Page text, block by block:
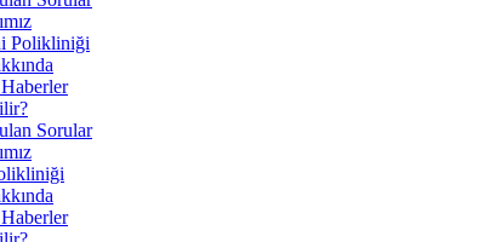
Polikliniği
Sorular